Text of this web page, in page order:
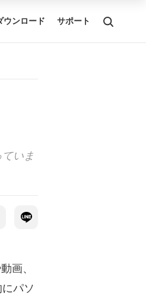
ウンロード サポート
いま
画、
パソ